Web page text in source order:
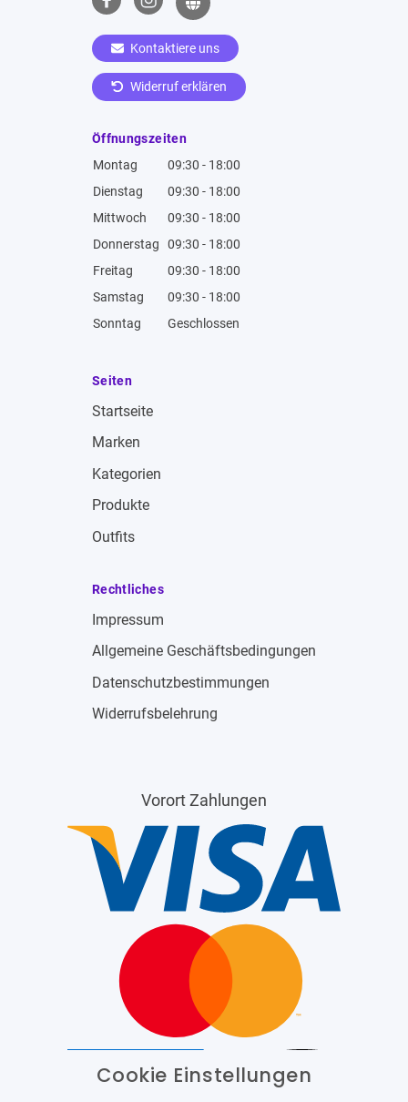
Kontaktiere uns
Widerruf erklären
Öffnungszeiten
Montag
09:30 - 18:00
Dienstag
09:30 - 18:00
Mittwoch
09:30 - 18:00
Donnerstag
09:30 - 18:00
Freitag
09:30 - 18:00
Samstag
09:30 - 18:00
Sonntag
Geschlossen
Seiten
Startseite
Marken
Kategorien
Produkte
Outfits
Rechtliches
Impressum
Allgemeine Geschäftsbedingungen
Datenschutzbestimmungen
Widerrufsbelehrung
Vorort Zahlungen
Cookie Einstellungen